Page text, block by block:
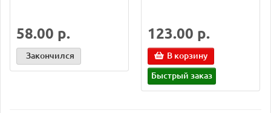
58.00 р.
Закончился
123.00 р.
В корзину
Быстрый заказ